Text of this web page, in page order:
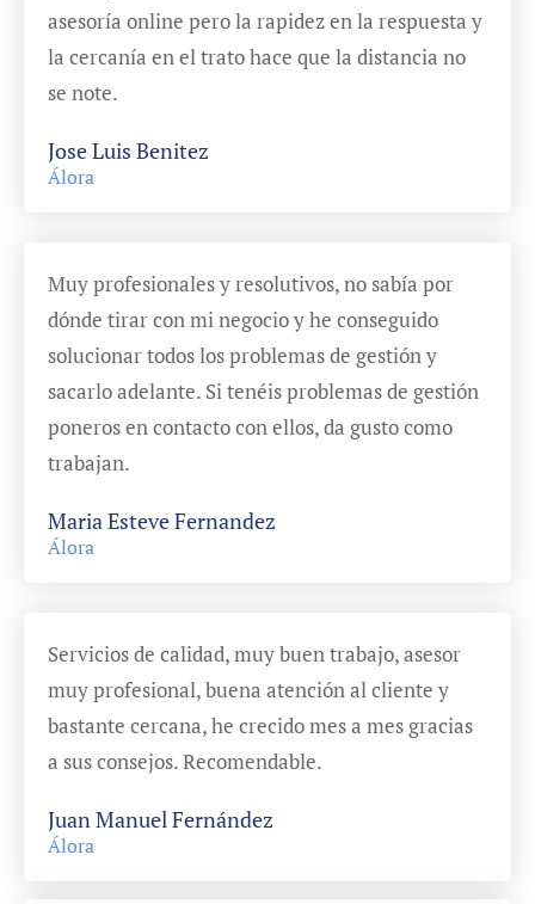
asesoría online pero la rapidez en la respuesta y
la cercanía en el trato hace que la distancia no
se note.
Jose Luis Benitez
Álora
Muy profesionales y resolutivos, no sabía por
dónde tirar con mi negocio y he conseguido
solucionar todos los problemas de gestión y
sacarlo adelante. Si tenéis problemas de gestión
poneros en contacto con ellos, da gusto como
trabajan.
Maria Esteve Fernandez
Álora
Servicios de calidad, muy buen trabajo, asesor
muy profesional, buena atención al cliente y
bastante cercana, he crecido mes a mes gracias
a sus consejos. Recomendable.
Juan Manuel Fernández
Álora